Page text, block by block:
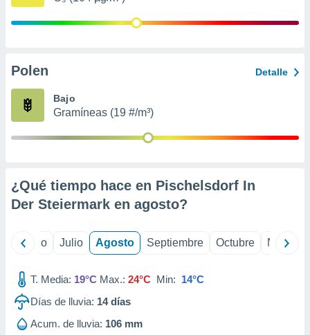
publicidad
1199
Polen Detalle
Bajo
Gramíneas (19 #/m³)
¿Qué tiempo hace en Pischelsdorf In
Der Steiermark en agosto?
Junio Julio Agosto Septiembre Octubre
T. Media: 19°C Max.: 24°C Min: 14°C
Días de lluvia: 14días
Acum. de lluvia: 106 mm